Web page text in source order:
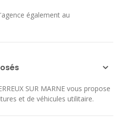
également au
SUR MARNE vous propose
et de véhicules utilitaire.